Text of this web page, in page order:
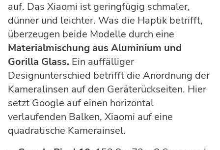
auf. Das Xiaomi ist geringfügig schmaler,
dünner und leichter. Was die Haptik betrifft,
überzeugen beide Modelle durch eine
Materialmischung aus Aluminium und
Gorilla Glass. Ein auffälliger
Designunterschied betrifft die Anordnung der
Kameralinsen auf den Geräterückseiten. Hier
setzt Google auf einen horizontal
verlaufenden Balken, Xiaomi auf eine
quadratische Kamerainsel.